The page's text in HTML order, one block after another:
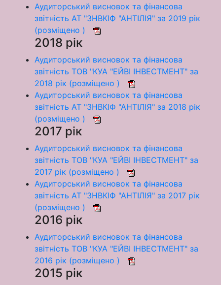
Аудиторський висновок та фінансова
звітність АТ "ЗНВКІФ "АНТІЛІЯ" за 2019 рік
(розміщено )
2018 рік
Аудиторський висновок та фінансова
звітність ТОВ "КУА "ЕЙВІ ІНВЕСТМЕНТ" за
2018 рік (розміщено )
Аудиторський висновок та фінансова
звітність АТ "ЗНВКІФ "АНТІЛІЯ" за 2018 рік
(розміщено )
2017 рік
Аудиторський висновок та фінансова
звітність ТОВ "КУА "ЕЙВІ ІНВЕСТМЕНТ" за
2017 рік (розміщено )
Аудиторський висновок та фінансова
звітність АТ "ЗНВКІФ "АНТІЛІЯ" за 2017 рік
(розміщено )
2016 рік
Аудиторський висновок та фінансова
звітність ТОВ "КУА "ЕЙВІ ІНВЕСТМЕНТ" за
2016 рік (розміщено )
2015 рік